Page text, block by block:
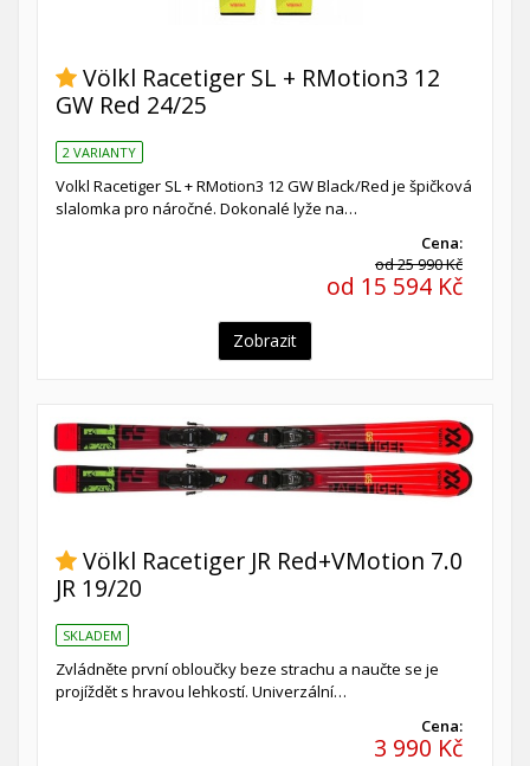
Völkl Racetiger SL + RMotion3 12
GW Red 24/25
2 VARIANTY
Volkl Racetiger SL + RMotion3 12 GW Black/Red je špičková
slalomka pro náročné. Dokonalé lyže na…
Cena:
od 25 990 Kč
od 15 594 Kč
Zobrazit
Völkl Racetiger JR Red+VMotion 7.0
JR 19/20
SKLADEM
Zvládněte první obloučky beze strachu a naučte se je
projíždět s hravou lehkostí. Univerzální…
Cena:
3 990 Kč